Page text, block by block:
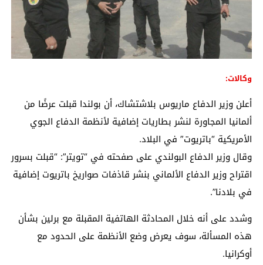
وكالات:
أعلن وزير الدفاع ماريوس بلاشتشاك، أن بولندا قبلت عرضًا من
ألمانيا المجاورة لنشر بطاريات إضافية لأنظمة الدفاع الجوي
الأمريكية “باتريوت” في البلاد.
وقال وزير الدفاع البولندي على صفحته في “تويتر”: “قبلت بسرور
اقتراح وزير الدفاع الألماني بنشر قاذفات صواريخ باتريوت إضافية
في بلادنا”.
وشدد على أنه خلال المحادثة الهاتفية المقبلة مع برلين بشأن
هذه المسألة، سوف يعرض وضع الأنظمة على الحدود مع
أوكرانيا.